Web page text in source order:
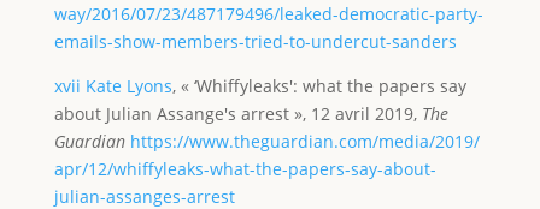
way/2016/07/23/487179496/leaked-democratic-party-
emails-show-members-tried-to-undercut-sanders
xvii Kate Lyons, « ‘Whiffyleaks': what the papers say
about Julian Assange's arrest », 12 avril 2019, The
Guardian https://www.theguardian.com/media/2019/
apr/12/whiffyleaks-what-the-papers-say-about-
julian-assanges-arrest